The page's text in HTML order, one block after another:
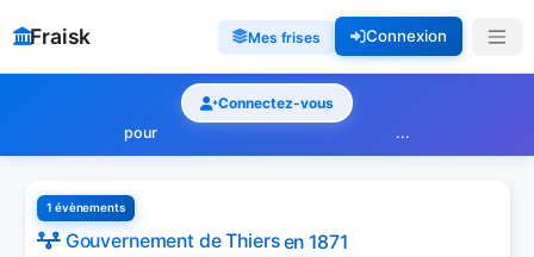
Fraisk Mes frises Connexion
Connectez-vous
pour
...
1 évènements
Gouvernement de Thiersen 1871